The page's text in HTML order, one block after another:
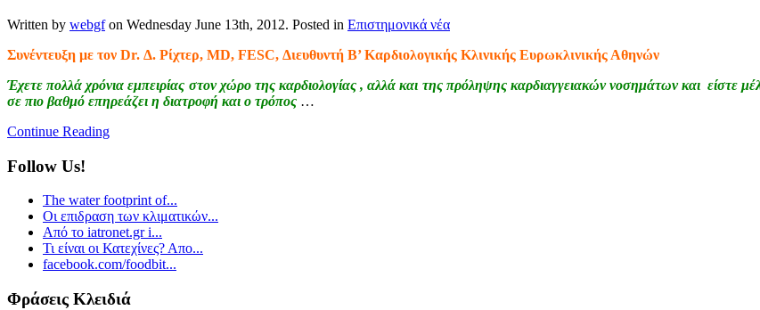
Written by webgfon Wednesday June 13th, 2012. Posted in Επιστημονικά νέα
Συνέντευξη με τον Dr. Δ. Ρίχτερ, MD, FESC, Διευθυντή Β’ Καρδιολογικής Κλινικής Ευρωκλινικής Αθηνών
Έχετε πολλά χρόνια εμπειρίας στον χώρο της καρδιολογίας , αλλά και της πρόληψης καρδιαγγειακών νοσημάτων και είστε
σε πιο βαθμό επηρεάζει η διατροφή και ο τρόπος …
Continue Reading
Follow Us!
The water footprint of...
Οι επιδραση των κλιματικών...
Από το iatronet.gr i...
Τι είναι οι Κατεχίνες? Απο...
facebook.com/foodbit...
Φράσεις Κλειδιά